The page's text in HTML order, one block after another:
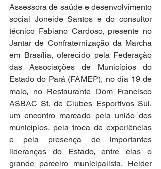
Assessora de saúde e desenvolvimento
social Joneide Santos e do consultor
técnico Fabiano Cardoso, presente no
Jantar de Confraternização da Marcha
em Brasília, oferecido pela Federação
das Associações de Municípios do
Estado do Pará (FAMEP), no dia 19 de
maio, no Restaurante Dom Francisco
ASBAC St. de Clubes Esportivos Sul,
um encontro marcado pela união dos
municípios, pela troca de experiências
e pela presença de importantes
lideranças do Estado, entre elas o
grande parceiro municipalista, Helder